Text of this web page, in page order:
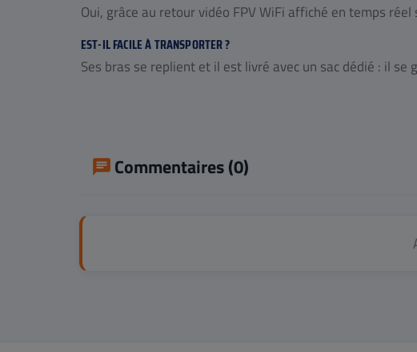
Oui, grâce au retour vidéo FPV WiFi affiché en temps
EST-IL FACILE À TRANSPORTER ?
Ses bras se replient et il est livré avec un sac dédié : il se
Commentaires (0)